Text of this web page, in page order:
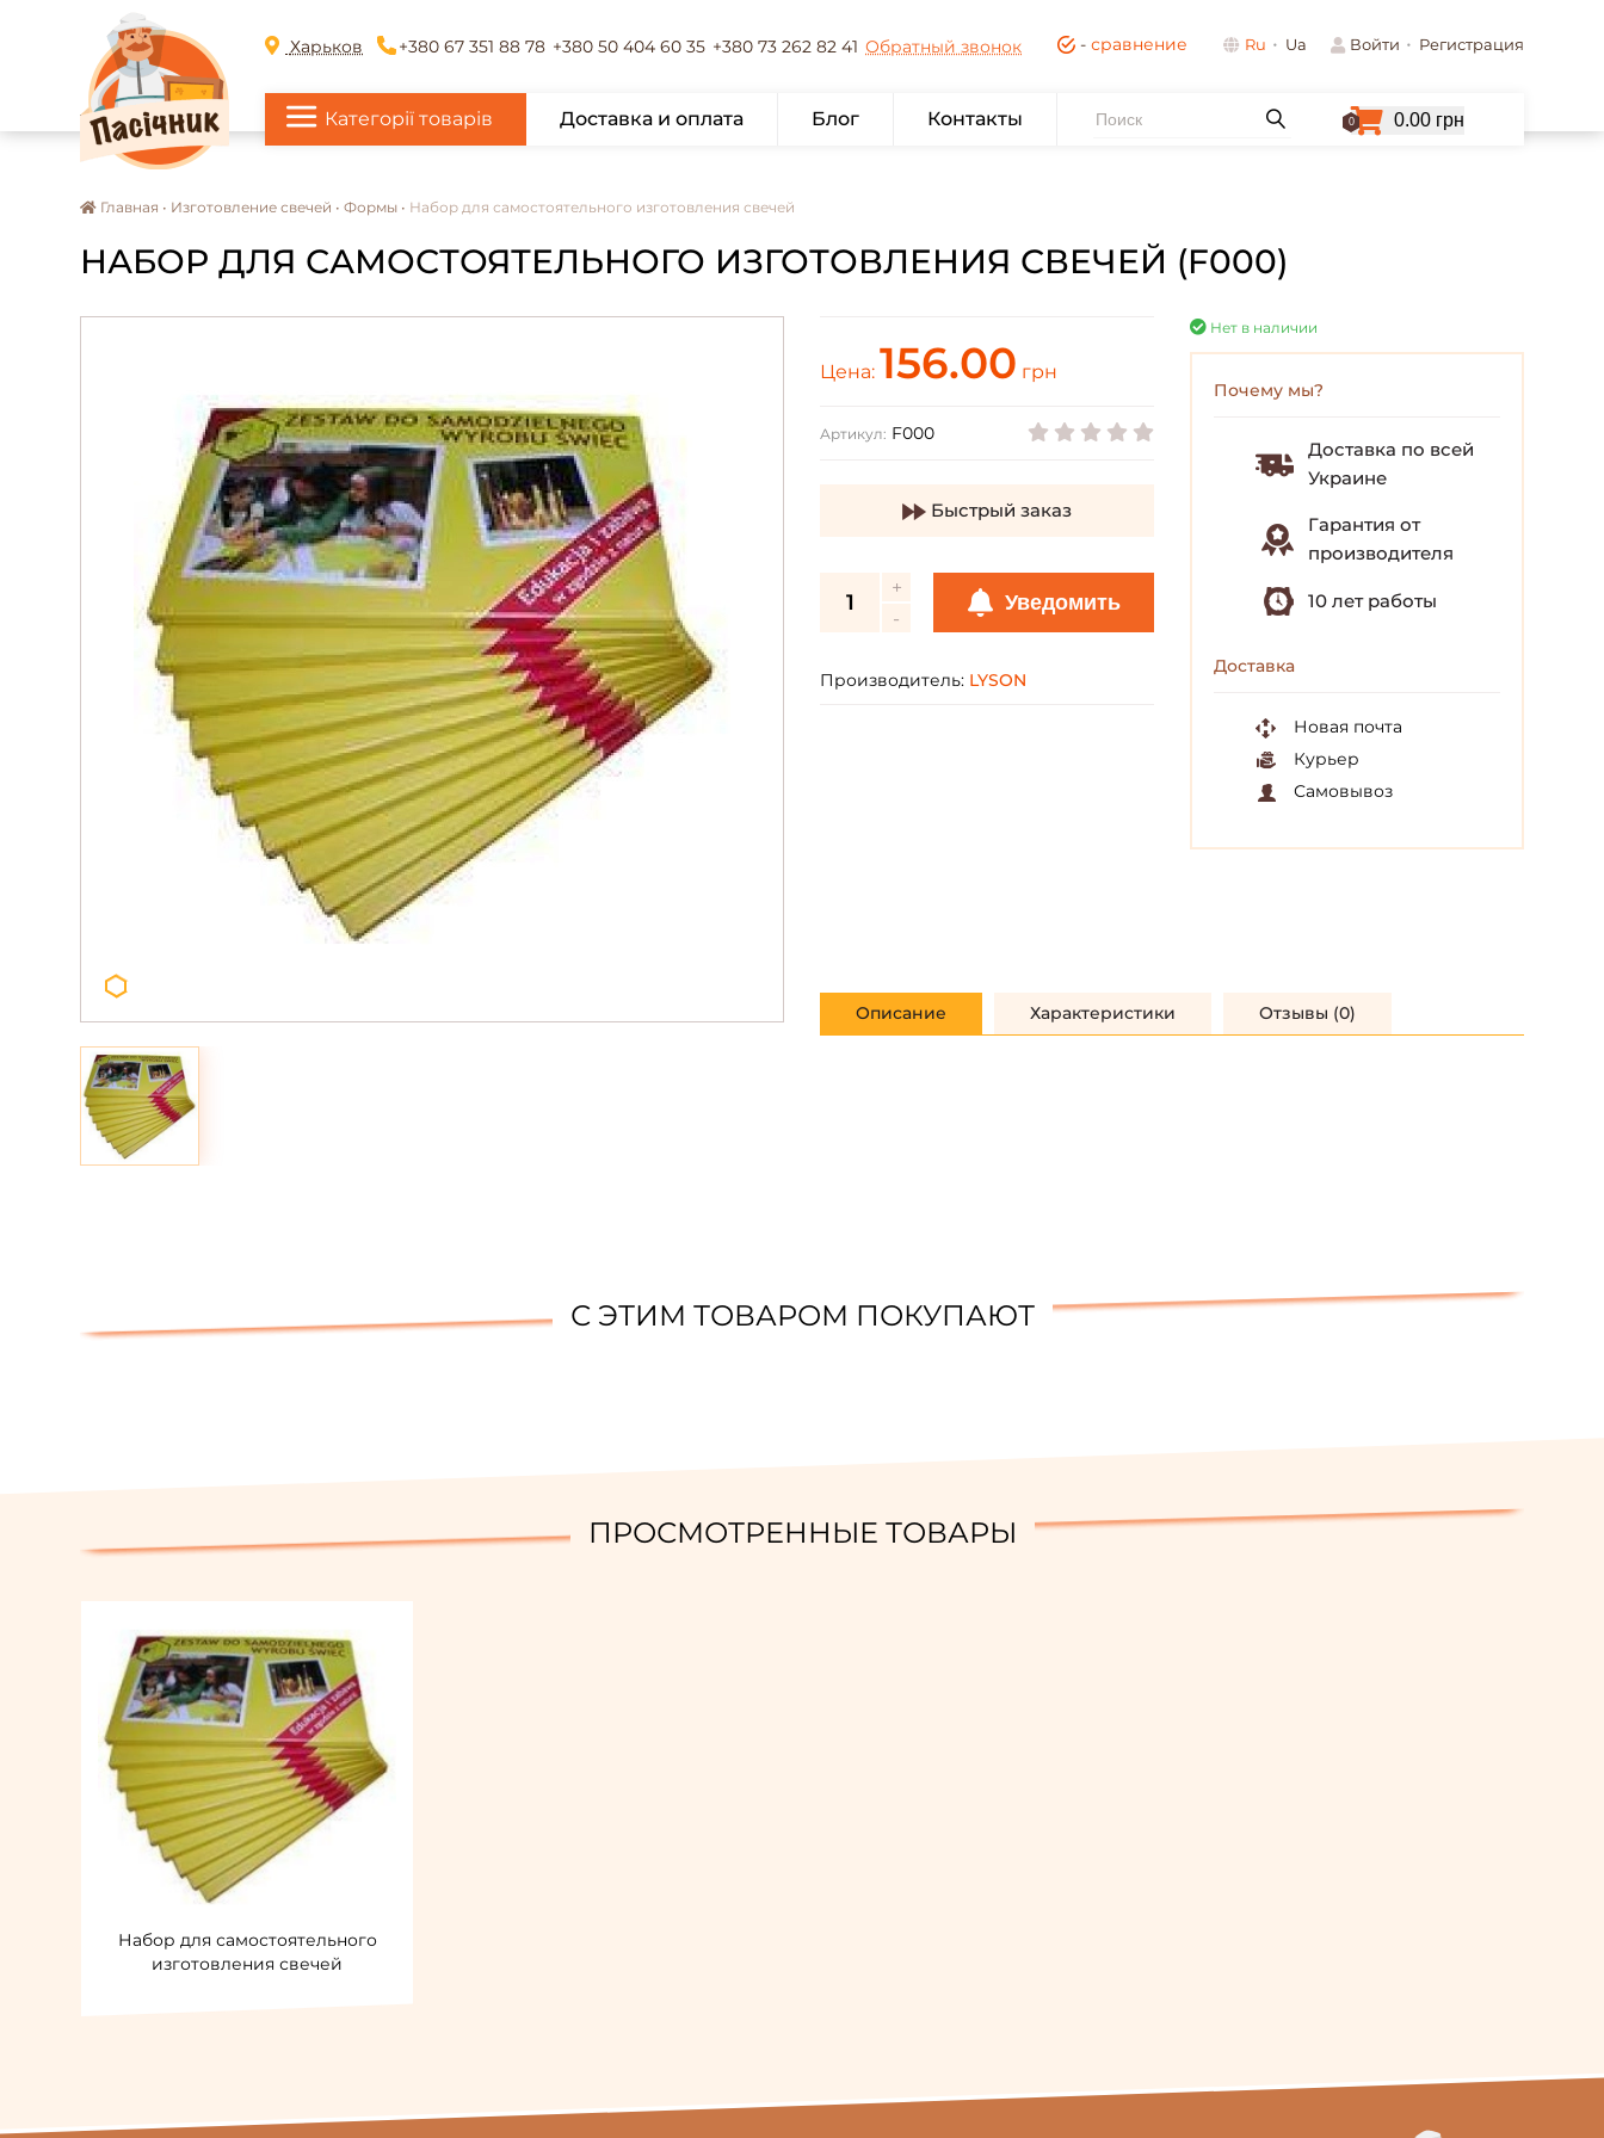
Харьков +380 67 351 88 78 +380 50 404 60 35 +380 73 262 82 41 Обратный звонок - сравнение Ru Ua Войти Регистрация
Категорії товарів Доставка и оплата Блог Контакты 0 0.00 грн
Главная • Изготовление свечей • Формы • Набор для самостоятельного изготовления свечей
НАБОР ДЛЯ САМОСТОЯТЕЛЬНОГО ИЗГОТОВЛЕНИЯ СВЕЧЕЙ (F000)
Цена: 156.00 грн
Артикул: F000
Быстрый заказ
Уведомить
Производитель: LYSON
Нет в наличии
Почему мы?
Доставка по всей
Украине
Гарантия от
производителя
10 лет работы
Доставка
Новая почта
Курьер
Самовывоз
Описание Характеристики Отзывы (0)
С ЭТИМ ТОВАРОМ ПОКУПАЮТ
ПРОСМОТРЕННЫЕ ТОВАРЫ
Набор для самостоятельного
изготовления свечей